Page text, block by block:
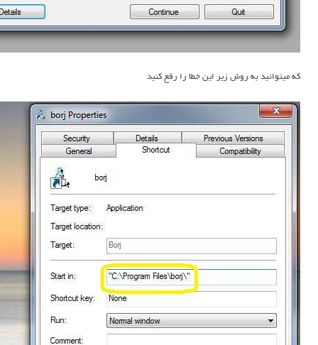
که میتوانید به روش زیر این خطا را رفع کنید